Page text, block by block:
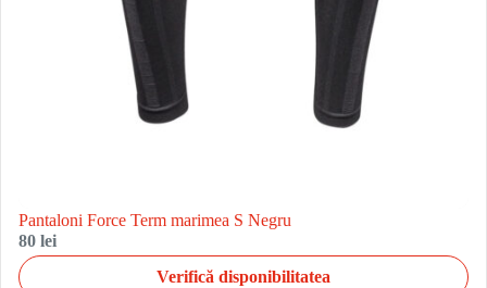
Pantaloni Force Term marimea S Negru
80 lei
Verifică disponibilitatea